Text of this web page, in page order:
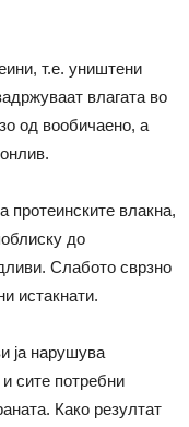
т.е. уништени
влагата во
од вообичаено, а
протеинските влакна,
до
Слабото сврзно
истакнати.
ја нарушува
сите потребни
Како резултат